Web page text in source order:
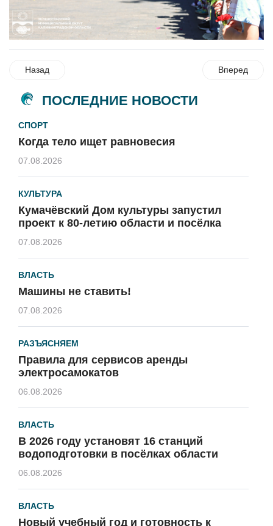
Назад Вперед
ПОСЛЕДНИЕ НОВОСТИ
СПОРТ
Когда тело ищет равновесия
07.08.2026
КУЛЬТУРА
Кумачёвский Дом культуры запустил
проект к 80-летию области и посёлка
07.08.2026
ВЛАСТЬ
Машины не ставить!
07.08.2026
РАЗЪЯСНЯЕМ
Правила для сервисов аренды
электросамокатов
06.08.2026
ВЛАСТЬ
В 2026 году установят 16 станций
водоподготовки в посёлках области
06.08.2026
ВЛАСТЬ
Новый учебный год и готовность к